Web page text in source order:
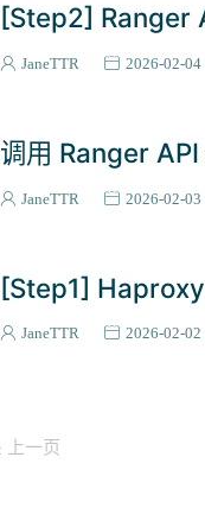
[Step2] Ranger
JaneTTR 2026-02-04
调用 Ranger
JaneTTR 2026-02-03
[Step1]
JaneTTR 2026-02-02
上一页